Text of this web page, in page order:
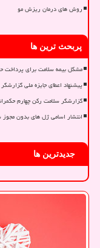
روش های درمان ریزش مو
پربحث ترین ها
مشکل بیمه سلامت برای پرداخت
پیشنهاد اعطای جایزه ملی
گزارشگر سلامت رکن چهارم
انتشار اسامی ژل های بدون
جدیدترین ها